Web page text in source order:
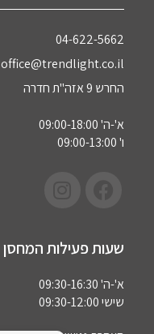
04-622-5662‏
office@trendlight.co.il
החרש 9 אזה"ת חדרה
א'-ה' 09:00-18:00
ו' 09:00-13:00
שעות פעילות המחסן
א'-ה' 09:30-16:30
שישי 09:30-12:00